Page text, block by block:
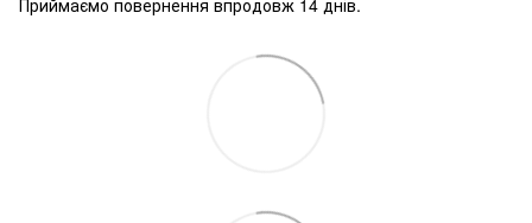
Приймаємо повернення впродовж 14 днів.